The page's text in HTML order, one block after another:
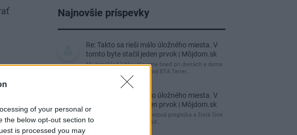
of your personal or
the below opt-out section to
is processed you may
Najnovšie príspevky
Re: Takto sa rieši málo úložného miesta. V
tomto byte stačil jeden prvok | Môjdom.sk
My napríklad labky utierame hneď pri dverách a doma
pred dvere používame tyčový ETA Terier…
Re: Takto sa rieši málo úložného miesta. V
tomto byte stačil jeden prvok | Môjdom.sk
Dizajn je to nádherný, tá brezová preglejka a čisté línie
vyzerajú super. Ale vždy, keď…